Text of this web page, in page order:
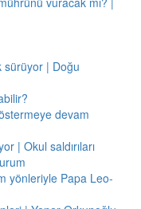
sürüyor | Doğu
devam
| Okul saldırıları
yönleriyle Papa Leo-